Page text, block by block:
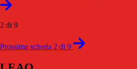
2 di 9
Prossima scheda 2 di 9